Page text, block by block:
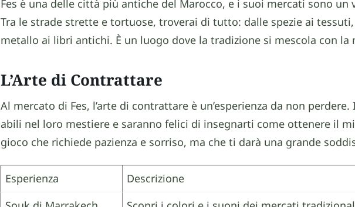
Fes è una delle città più antiche del Marocco, e i suoi mercati sono un
Tra le strade strette e tortuose, troverai di tutto: dalle spezie ai
metallo ai libri antichi. È un luogo dove la tradizione si mescola con la
L’Arte di Contrattare
Al mercato di Fes, l’arte di contrattare è un’esperienza da non
abili nel loro mestiere e saranno felici di insegnarti come ottenere il
gioco che richiede pazienza e sorriso, ma che ti darà una grande
Esperienza
Descrizione